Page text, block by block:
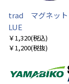
trad マグネッ
LUE
￥1,320(税込)
￥1,200(税抜)